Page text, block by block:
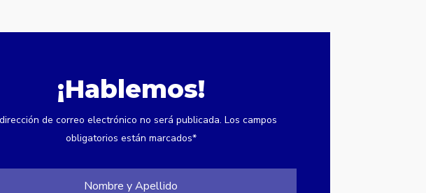
¡Hablemos!
de correo electrónico no será publicada. Los campos
obligatorios están marcados*